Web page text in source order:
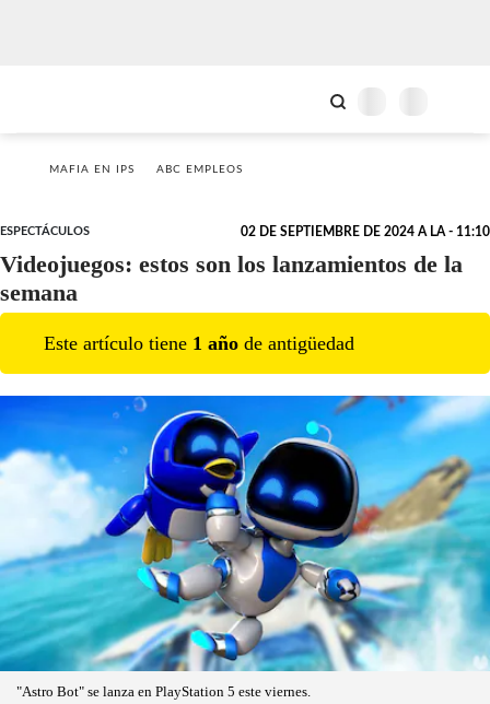
MAFIA EN IPS ABC EMPLEOS
ESPECTÁCULOS 02 DE SEPTIEMBRE DE 2024 A LA - 11:10
Videojuegos: estos son los lanzamientos de la
semana
Este artículo tiene 1 año de antigüedad
"Astro Bot" se lanza en PlayStation 5 este viernes.